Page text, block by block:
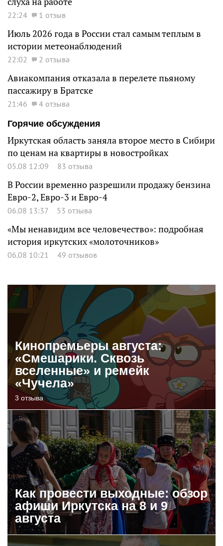
22:24 1 отзыв
Июль 2026 года в России стал самым теплым в
истории метеонаблюдений
22:02 2 отзыва
Авиакомпания отказала в перелете пьяному
пассажиру в Братске
21:46
4 отзыва
Горячие обсуждения
Иркутская область заняла второе место в Сибири
по ценам на квартиры в новостройках
05.08 12:09 83 отзыва
В России временно разрешили продажу бензина
Евро-2, Евро-3 и Евро-4
06.08 13:37 53 отзыва
«Мы ненавидим все человечество»: подробная
история иркутских «молоточников»
06.08 10:21 49 отзывов
Кинопремьеры августа:
«Смешарики. Сквозь
вселенные» и ремейк
«Чучела»
3 отзыва
Как провести выходные: обзор
афиши Иркутска на 8 и 9
августа